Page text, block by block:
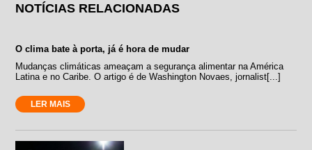
NOTÍCIAS RELACIONADAS
O clima bate à porta, já é hora de mudar
Mudanças climáticas ameaçam a segurança alimentar na América
Latina e no Caribe. O artigo é de Washington Novaes, jornalist[...]
LER MAIS